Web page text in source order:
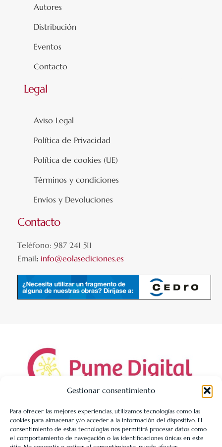
Gestionar consentimiento
Para ofrecer las mejores experiencias, utilizamos tecnologías como las
cookies para almacenar y/o acceder a la información del dispositivo. El
consentimiento de estas tecnologías nos permitirá procesar datos como
el comportamiento de navegación o las identificaciones únicas en este
Autores
Distribución
Eventos
Contacto
Legal
Aviso Legal
Política de Privacidad
Política de cookies (UE)
Términos y condiciones
Envíos y Devoluciones
Contacto
Teléfono: 987 241 511
Email: info@eolasediciones.es
LIBRERÍA UNIVERSITARIA LEÓN 1980 SLL ha sido beneficiaria
de Fondos Europeos, cuyo objetivo es la mejora de la